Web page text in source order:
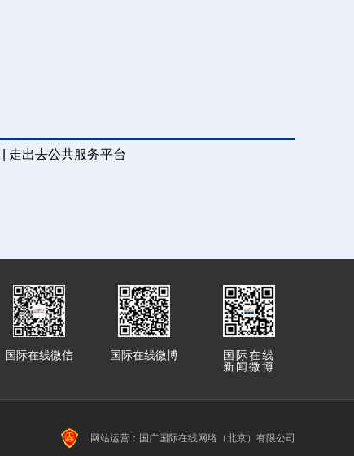
走出去公共服务平台
国际在线
新闻微博
国际在线微博
国际在线微信
网站运营：国广国际在线网络（北京）有限公司